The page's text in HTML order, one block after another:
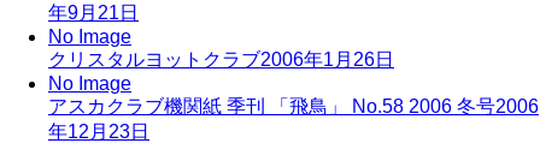
年9月21日
No Image
クリスタルヨットクラブ2006年1月26日
No Image
アスカクラブ機関紙 季刊 「飛鳥」 No.58 2006 冬号2006
年12月23日